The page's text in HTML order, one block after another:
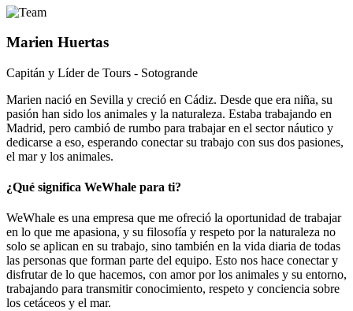
Marien Huertas
Capitán y Líder de Tours - Sotogrande
Marien nació en Sevilla y creció en Cádiz. Desde que era niña, su
pasión han sido los animales y la naturaleza. Estaba trabajando en
Madrid, pero cambió de rumbo para trabajar en el sector náutico y
dedicarse a eso, esperando conectar su trabajo con sus dos pasiones,
el mar y los animales.
¿Qué significa WeWhale para ti?
WeWhale es una empresa que me ofreció la oportunidad de trabajar
en lo que me apasiona, y su filosofía y respeto por la naturaleza no
solo se aplican en su trabajo, sino también en la vida diaria de todas
las personas que forman parte del equipo. Esto nos hace conectar y
disfrutar de lo que hacemos, con amor por los animales y su entorno,
trabajando para transmitir conocimiento, respeto y conciencia sobre
los cetáceos y el mar.